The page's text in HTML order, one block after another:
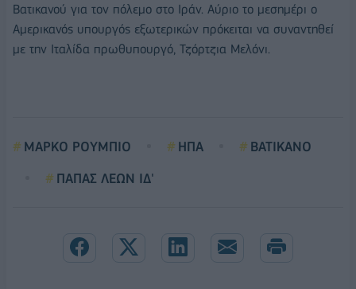
Βατικανού για τον πόλεμο στο Ιράν. Αύριο το μεσημέρι ο
Αμερικανός υπουργός εξωτερικών πρόκειται να συναντηθεί
με την Ιταλίδα πρωθυπουργό, Τζόρτζια Μελόνι.
ΜΑΡΚΟ ΡΟΥΜΠΙΟ ΗΠΑ
ΒΑΤΙΚΑΝΟ
ΠΑΠΑΣ ΛΕΩΝ ΙΔ'